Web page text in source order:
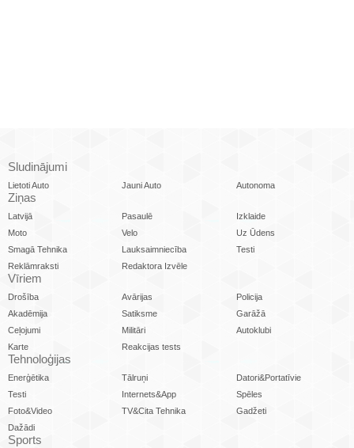
Sludinājumi
Lietoti Auto Jauni Auto Autonoma
Ziņas
Latvijā Pasaulē
Izklaide
Moto
Velo
Uz Ūdens
Smagā Tehnika
Lauksaimniecība
Testi
Reklāmraksti
Redaktora Izvēle
Vīriem
Drošība Avārijas
Policija
Akadēmija
Satiksme
Garāžā
Ceļojumi
Militāri
Autoklubi
Karte
Reakcijas tests
Tehnoloģijas
Enerģētika Tālruņi
Datori&Portatīvie
Testi
Internets&App
Spēles
Foto&Video
TV&Cita Tehnika
Gadžeti
Dažādi
Sports